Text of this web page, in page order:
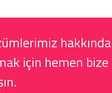
hakkında
için hemen bize